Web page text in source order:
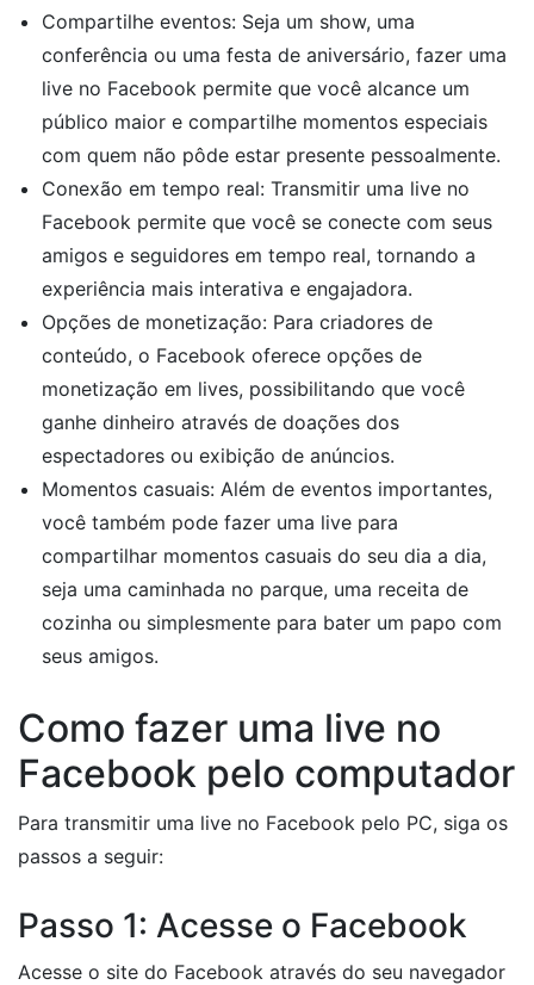
Compartilhe eventos: Seja um show, uma
conferência ou uma festa de aniversário, fazer uma
live no Facebook permite que você alcance um
público maior e compartilhe momentos especiais
com quem não pôde estar presente pessoalmente.
Conexão em tempo real: Transmitir uma live no
Facebook permite que você se conecte com seus
amigos e seguidores em tempo real, tornando a
experiência mais interativa e engajadora.
Opções de monetização: Para criadores de
conteúdo, o Facebook oferece opções de
monetização em lives, possibilitando que você
ganhe dinheiro através de doações dos
espectadores ou exibição de anúncios.
Momentos casuais: Além de eventos importantes,
você também pode fazer uma live para
compartilhar momentos casuais do seu dia a dia,
seja uma caminhada no parque, uma receita de
cozinha ou simplesmente para bater um papo com
seus amigos.
Como fazer uma live no
Facebook pelo computador
Para transmitir uma live no Facebook pelo PC, siga os
passos a seguir:
Passo 1: Acesse o Facebook
Acesse o site do Facebook através do seu navegador